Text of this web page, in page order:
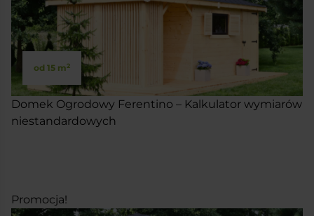
od 15 m2
Domek Ogrodowy Ferentino – Kalkulator wymiarów
niestandardowych
Promocja!